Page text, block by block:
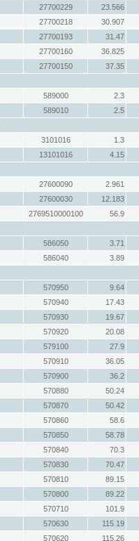
27700229
23.566
27700218
30.907
27700193
31.47
27700160
36.825
27700150
37.35
589000
2.3
589010
2.5
3101016
1.3
13101016
4.15
27600090
2.961
27600030
12.183
2769510000100
56.9
586050
3.71
586040
3.89
570950
9.64
570940
17.43
570930
19.67
570920
20.08
579100
27.9
570910
36.05
570900
36.2
570880
50.24
570870
50.42
570860
58.6
570850
58.78
570840
70.3
570830
70.47
570810
89.15
570800
89.22
570710
101.9
570630
115.19
570620 115.26